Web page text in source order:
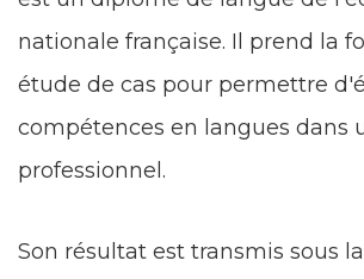
nationale française. Il prend la
étude de cas pour permettre
compétences en langues dans
professionnel.
Son résultat est transmis sous